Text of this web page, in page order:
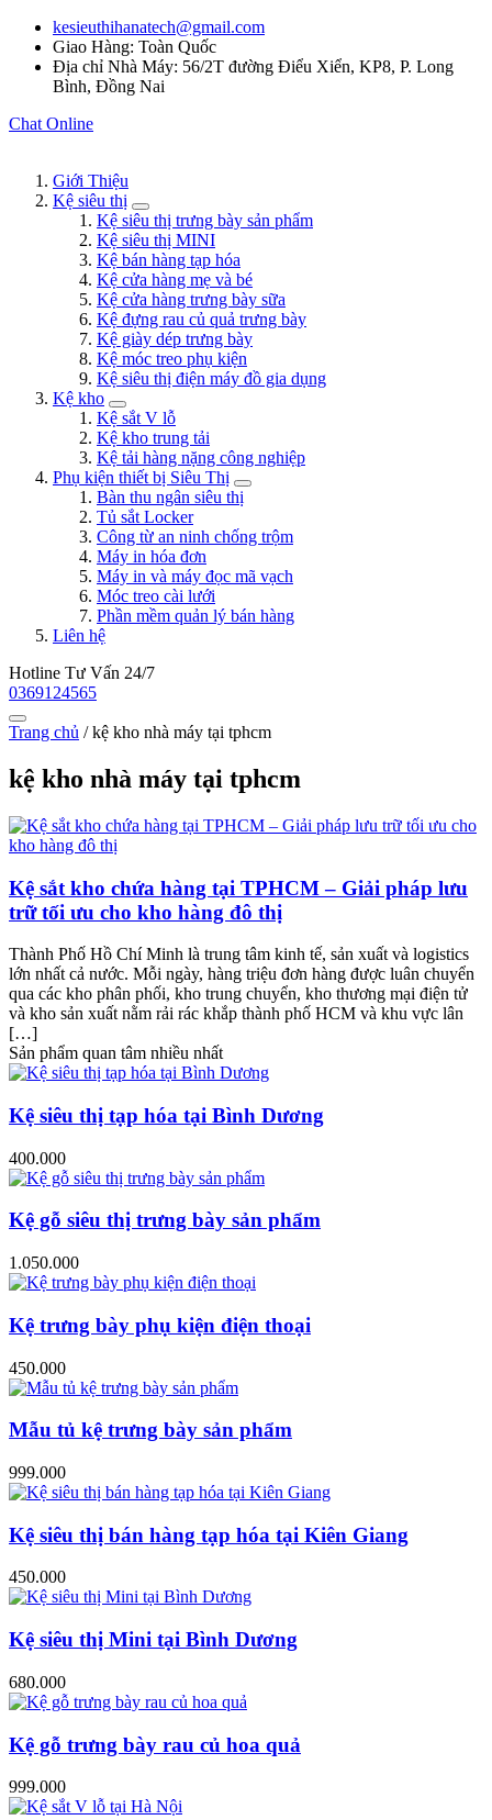
kesieuthihanatech@gmail.com
Giao Hàng: Toàn Quốc
Địa chỉ Nhà Máy: 56/2T đường Điểu Xiển, KP8, P. Long
Bình, Đồng Nai
Chat Online
Giới Thiệu
Kệ siêu thị
Kệ siêu thị trưng bày sản phẩm
Kệ siêu thị MINI
Kệ bán hàng tạp hóa
Kệ cửa hàng mẹ và bé
Kệ cửa hàng trưng bày sữa
Kệ đựng rau củ quả trưng bày
Kệ giày dép trưng bày
Kệ móc treo phụ kiện
Kệ siêu thị điện máy đồ gia dụng
Kệ kho
Kệ sắt V lỗ
Kệ kho trung tải
Kệ tải hàng nặng công nghiệp
Phụ kiện thiết bị Siêu Thị
Bàn thu ngân siêu thị
Tủ sắt Locker
Công từ an ninh chống trộm
Máy in hóa đơn
Máy in và máy đọc mã vạch
Móc treo cài lưới
Phần mềm quản lý bán hàng
Liên hệ
Hotline Tư Vấn 24/7
0369124565
Trang chủ /kệ kho nhà máy tại tphcm
kệ kho nhà máy tại tphcm
Kệ sắt kho chứa hàng tại TPHCM – Giải pháp lưu
trữ tối ưu cho kho hàng đô thị
Thành Phố Hồ Chí Minh là trung tâm kinh tế, sản xuất và logistics
lớn nhất cả nước. Mỗi ngày, hàng triệu đơn hàng được luân chuyển
qua các kho phân phối, kho trung chuyển, kho thương mại điện tử
và kho sản xuất nằm rải rác khắp thành phố HCM và khu vực lân
[…]
Sản phẩm quan tâm nhiều nhất
Kệ siêu thị tạp hóa tại Bình Dương
400.000
Kệ gỗ siêu thị trưng bày sản phẩm
1.050.000
Kệ trưng bày phụ kiện điện thoại
450.000
Mẫu tủ kệ trưng bày sản phẩm
999.000
Kệ siêu thị bán hàng tạp hóa tại Kiên Giang
450.000
Kệ siêu thị Mini tại Bình Dương
680.000
Kệ gỗ trưng bày rau củ hoa quả
999.000